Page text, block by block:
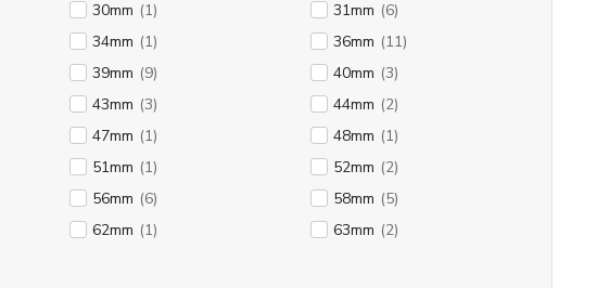
30mm (1) 31mm (6)
34mm (1) 36mm (11)
39mm (9) 40mm (3)
43mm (3) 44mm (2)
47mm (1) 48mm (1)
51mm (1) 52mm (2)
56mm (6) 58mm (5)
62mm (1) 63mm (2)